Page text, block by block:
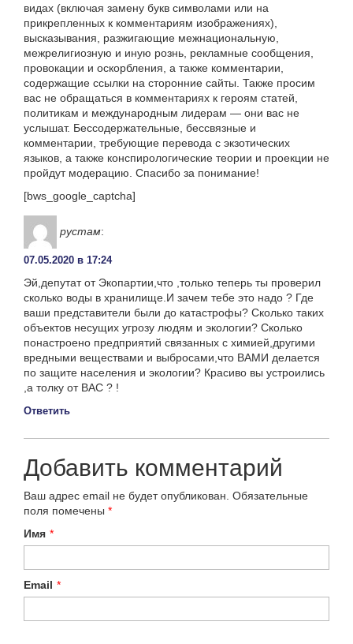
видах (включая замену букв символами или на
прикрепленных к комментариям изображениях),
высказывания, разжигающие межнациональную,
межрелигиозную и иную рознь, рекламные сообщения,
провокации и оскорбления, а также комментарии,
содержащие ссылки на сторонние сайты. Также просим
вас не обращаться в комментариях к героям статей,
политикам и международным лидерам — они вас не
услышат. Бессодержательные, бессвязные и
комментарии, требующие перевода с экзотических
языков, а также конспирологические теории и проекции не
пройдут модерацию. Спасибо за понимание!
[bws_google_captcha]
рустам:
07.05.2020 в 17:24
Эй,депутат от Экопартии,что ,только теперь ты проверил
сколько воды в хранилище.И зачем тебе это надо ? Где
ваши представители были до катастрофы? Сколько таких
объектов несущих угрозу людям и экологии? Сколько
понастроено предприятий связанных с химией,другими
вредными веществами и выбросами,что ВАМИ делается
по защите населения и экологии? Красиво вы устроились
,а толку от ВАС ? !
Ответить
Добавить комментарий
Ваш адрес email не будет опубликован. Обязательные
поля помечены *
Имя *
Email *